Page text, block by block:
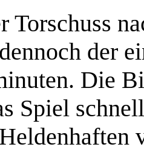
Torschuss
der
Die
Spiel